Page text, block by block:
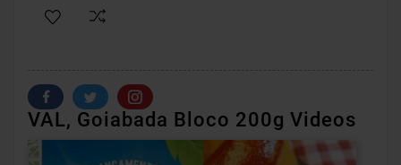
VAL, Goiabada Bloco 200g Videos